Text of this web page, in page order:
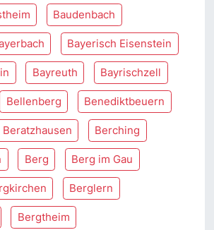
Baudenbach
Bayerisch Eisenstein
Bayreuth Bayrischzell
Bellenberg Benediktbeuern
Beratzhausen Berching
Berg Berg im Gau
Berglern
Bergtheim